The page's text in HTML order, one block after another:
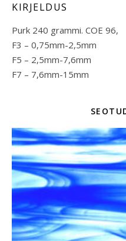
KIRJELDUS
Purk 240 grammi. COE 96,
F3 – 0,75mm-2,5mm
F5 – 2,5mm-7,6mm
F7 – 7,6mm-15mm